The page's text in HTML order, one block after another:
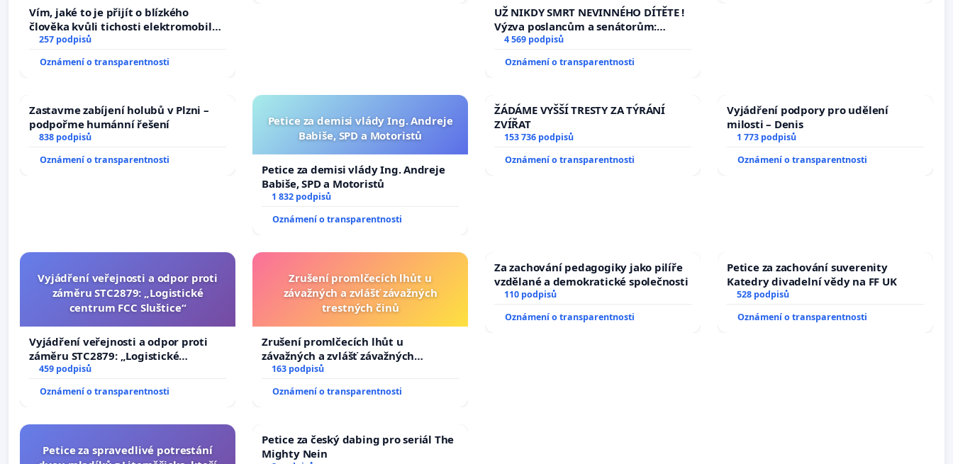
auta!
Vím, jaké to je přijít o blízkého
člověka kvůli tichosti elektromobilů,
nečekejme, až přibydou další,
zaveďme slyšitelná auta!
257 podpisů
Oznámení o transparentnosti
opakovat!
UŽ NIKDY SMRT NEVINNÉHO DÍTĚTE !
Výzva poslancům a senátorům:
Změňte urychleně zákon, aby se
tragédie malé Viktorky už nemohla
opakovat!
4 569 podpisů
Oznámení o transparentnosti
Zastavme zabíjení holubů v Plzni –
podpořme humánní řešení
838 podpisů
Oznámení o transparentnosti
Petice za demisi vlády Ing. Andreje
Babiše, SPD a Motoristů
Petice za demisi vlády Ing. Andreje
Babiše, SPD a Motoristů
1 832 podpisů
Oznámení o transparentnosti
ŽÁDÁME VYŠŠÍ TRESTY ZA TÝRÁNÍ
ZVÍŘAT
153 736 podpisů
Oznámení o transparentnosti
Vyjádření podpory pro udělení
milosti – Denis
1 773 podpisů
Oznámení o transparentnosti
Vyjádření veřejnosti a odpor proti
záměru STC2879: „Logistické
centrum FCC Sluštice“
Vyjádření veřejnosti a odpor proti
záměru STC2879: „Logistické
centrum FCC Sluštice“
459 podpisů
Oznámení o transparentnosti
Zrušení promlčecích lhůt u
závažných a zvlášť závažných
trestných činů
Zrušení promlčecích lhůt u
závažných a zvlášť závažných
trestných činů
163 podpisů
Oznámení o transparentnosti
Za zachování pedagogiky jako pilíře
vzdělané a demokratické společnosti
110 podpisů
Oznámení o transparentnosti
Petice za zachování suverenity
Katedry divadelní vědy na FF UK
528 podpisů
Oznámení o transparentnosti
Petice za spravedlivé potrestání
Petice za český dabing pro seriál The
Mighty Nein